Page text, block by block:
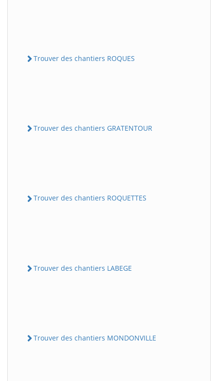
Trouver des chantiers ROQUES
Trouver des chantiers GRATENTOUR
Trouver des chantiers ROQUETTES
Trouver des chantiers LABEGE
Trouver des chantiers MONDONVILLE